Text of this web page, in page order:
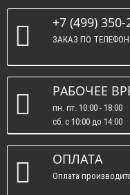
+7 (499) 350-
ЗАКАЗ ПО
РАБОЧЕЕ
пн. пт. 10:00 - 18:00
сб. c 10:00 до 14:00
вс. : выходные.
ОПЛАТА
Оплата